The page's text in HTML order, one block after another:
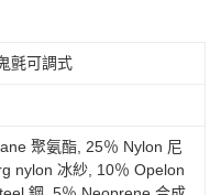
氈可調式
聚氨酯, 25％ Nylon 尼
nylon 冰紗, 10％ Opelon